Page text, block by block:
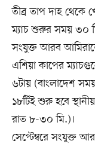
তীব্র তাপ দাহ থেকে
ম্যাচ শুরুর সময় ৩০
সংযুক্ত আরব
এশিয়া কাপের
৬টায় (বাংলাদেশ
১৮টিই শুরু হবে
রাত ৮-৩০ মি.)।
সেপ্টেম্বরে সংযুক্ত